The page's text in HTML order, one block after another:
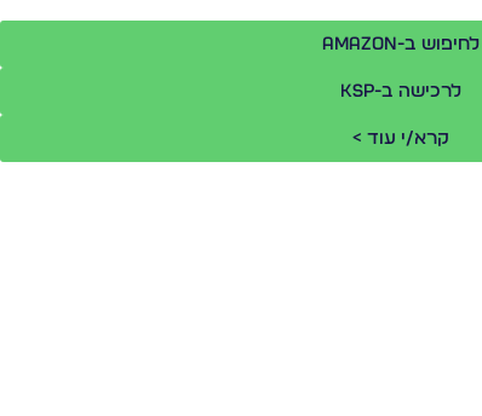
לחיפוש ב-Amazon
לרכישה ב-KSP
קרא/י עוד >